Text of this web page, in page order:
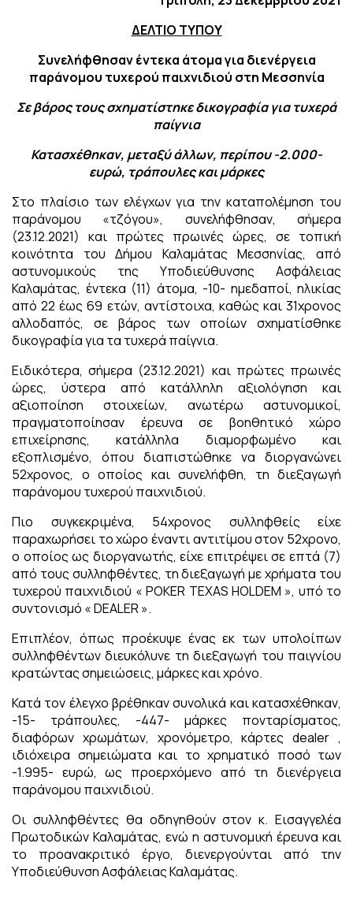
ΔΕΛΤΙΟ ΤΥΠΟΥ
Συνελήφθησαν έντεκα άτομα για διενέργεια
παράνομου τυχερού παιχνιδιού στη Μεσσηνία
Σε βάρος τους σχηματίστηκε δικογραφία για τυχερά
παίγνια
Κατασχέθηκαν, μεταξύ άλλων, περίπου -2.000-
ευρώ, τράπουλες και μάρκες
Στο πλαίσιο των ελέγχων για την καταπολέμηση του
παράνομου «τζόγου», συνελήφθησαν, σήμερα
(23.12.2021) και πρώτες πρωινές ώρες, σε τοπική
κοινότητα του Δήμου Καλαμάτας Μεσσηνίας, από
αστυνομικούς της Υποδιεύθυνσης Ασφάλειας
Καλαμάτας, έντεκα (11) άτομα, -10- ημεδαποί, ηλικίας
από 22 έως 69 ετών, αντίστοιχα, καθώς και 31χρονος
αλλοδαπός, σε βάρος των οποίων σχηματίσθηκε
δικογραφία για τα τυχερά παίγνια.
Ειδικότερα, σήμερα (23.12.2021) και πρώτες πρωινές
ώρες, ύστερα από κατάλληλη αξιολόγηση και
αξιοποίηση στοιχείων, ανωτέρω αστυνομικοί,
πραγματοποίησαν έρευνα σε βοηθητικό χώρο
επιχείρησης, κατάλληλα διαμορφωμένο και
εξοπλισμένο, όπου διαπιστώθηκε να διοργανώνει
52χρονος, ο οποίος και συνελήφθη, τη διεξαγωγή
παράνομου τυχερού παιχνιδιού.
Πιο συγκεκριμένα, 54χρονος συλληφθείς είχε
παραχωρήσει το χώρο έναντι αντιτίμου στον 52χρονο,
ο οποίος ως διοργανωτής, είχε επιτρέψει σε επτά (7)
από τους συλληφθέντες, τη διεξαγωγή με χρήματα του
τυχερού παιχνιδιού « POKER TEXAS HOLDEM », υπό το
συντονισμό « DEALER ».
Επιπλέον, όπως προέκυψε ένας εκ των υπολοίπων
συλληφθέντων διευκόλυνε τη διεξαγωγή του παιγνίου
κρατώντας σημειώσεις, μάρκες και χρόνο.
Κατά τον έλεγχο βρέθηκαν συνολικά και κατασχέθηκαν,
-15- τράπουλες, -447- μάρκες πονταρίσματος,
διαφόρων χρωμάτων, χρονόμετρο, κάρτες dealer ,
ιδιόχειρα σημειώματα και το χρηματικό ποσό των
-1.995- ευρώ, ως προερχόμενο από τη διενέργεια
παράνομου παιχνιδιού.
Οι συλληφθέντες θα οδηγηθούν στον κ. Εισαγγελέα
Πρωτοδικών Καλαμάτας, ενώ η αστυνομική έρευνα και
το προανακριτικό έργο, διενεργούνται από την
Υποδιεύθυνση Ασφάλειας Καλαμάτας.